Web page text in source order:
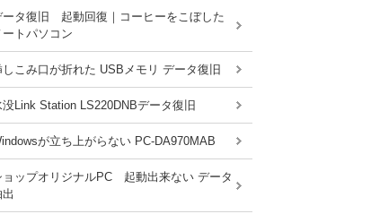
ータ復旧 起動回復｜コーヒーをこぼした
ートパソコン
しこみ口が折れた USBメモリ データ復旧
没Link Station LS220DNBデータ復旧
が立ち上がらない PC-DA970MAB
ョップオリジナルPC 起動出来ない データ